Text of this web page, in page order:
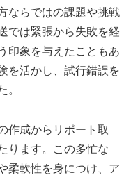
ならではの課題や挑戦
では緊張から失敗を経
印象を与えたこともあ
を活かし、試行錯誤を
。
作成からリポート取
ります。この多忙な
柔軟性を身につけ、ア